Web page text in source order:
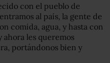
con el pueblo de
al país, la gente de
comida, agua, y hasta con
ahora les queremos
portándonos bien y